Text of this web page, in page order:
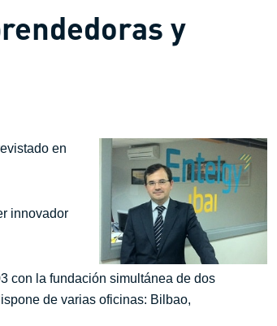
y
en
innovador
con la fundación simultánea de dos
de varias oficinas: Bilbao,